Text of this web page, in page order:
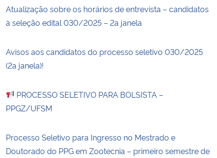
Atualização sobre os horários de entrevista – candidatos
à seleção edital 030/2025 – 2a janela
Avisos aos candidatos do processo seletivo 030/2025
(2a janela)!
PROCESSO SELETIVO PARA BOLSISTA –
PPGZ/UFSM
Processo Seletivo para Ingresso no Mestrado e
Doutorado do PPG em Zootecnia – primeiro semestre de